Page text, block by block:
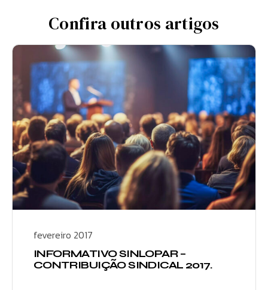
Confira outros artigos
fevereiro 2017
INFORMATIVO SINLOPAR –
CONTRIBUIÇÃO SINDICAL 2017.